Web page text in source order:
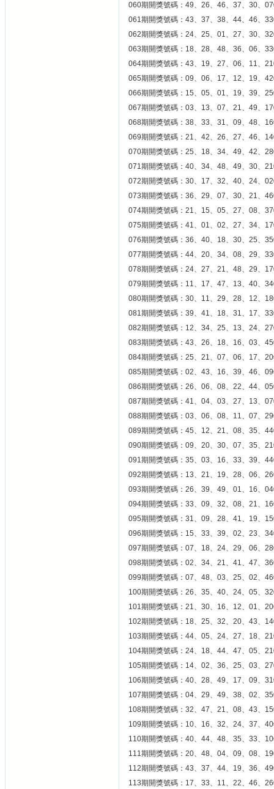
060期開獎號碼：49、26、46、37、30、
061期開獎號碼：43、37、38、44、46、
062期開獎號碼：24、25、01、27、30、
063期開獎號碼：18、28、48、36、06、
064期開獎號碼：43、19、27、06、11、
065期開獎號碼：09、06、17、12、19、
066期開獎號碼：15、05、01、19、39、
067期開獎號碼：03、13、07、21、49、
068期開獎號碼：38、33、31、09、48、
069期開獎號碼：21、42、26、27、46、
070期開獎號碼：25、18、34、49、42、
071期開獎號碼：40、34、48、49、30、
072期開獎號碼：30、17、32、40、24、
073期開獎號碼：36、29、07、30、21、
074期開獎號碼：21、15、05、27、08、
075期開獎號碼：41、01、02、27、34、
076期開獎號碼：36、40、18、30、25、
077期開獎號碼：44、20、34、08、29、
078期開獎號碼：24、27、21、48、29、
079期開獎號碼：11、17、47、13、40、
080期開獎號碼：30、11、29、28、12、
081期開獎號碼：39、41、18、31、17、
082期開獎號碼：12、34、25、13、24、
083期開獎號碼：43、26、18、16、03、
084期開獎號碼：25、21、07、06、17、
085期開獎號碼：02、43、16、39、46、
086期開獎號碼：26、06、08、22、44、
087期開獎號碼：41、04、03、27、13、
088期開獎號碼：03、06、08、11、07、
089期開獎號碼：45、12、21、08、35、
090期開獎號碼：09、20、30、07、35、
091期開獎號碼：35、03、16、33、39、
092期開獎號碼：13、21、19、28、06、
093期開獎號碼：26、39、49、01、16、
094期開獎號碼：33、09、32、08、21、
095期開獎號碼：31、09、28、41、19、
096期開獎號碼：15、33、39、02、23、
097期開獎號碼：07、18、24、29、06、
098期開獎號碼：02、34、21、41、47、
099期開獎號碼：07、48、03、25、02、
100期開獎號碼：26、35、40、24、05、
101期開獎號碼：21、30、16、12、01、
102期開獎號碼：18、25、32、20、43、
103期開獎號碼：44、05、24、27、18、
104期開獎號碼：24、18、44、47、05、
105期開獎號碼：14、02、36、25、03、
106期開獎號碼：40、28、49、17、09、
107期開獎號碼：04、29、49、38、02、
108期開獎號碼：32、47、21、08、43、
109期開獎號碼：10、16、32、24、37、
110期開獎號碼：40、44、48、35、33、
111期開獎號碼：20、48、04、09、08、
112期開獎號碼：43、37、44、19、36、
113期開獎號碼：17、33、11、22、46、